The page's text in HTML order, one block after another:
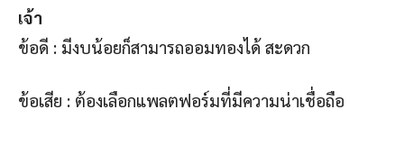
เจ้า
ข้อดี : มีงบน้อยก็สามารถออมทองได้ สะดวก
ข้อเสีย : ต้องเลือกแพลตฟอร์มที่มีความน่าเชื่อถือ